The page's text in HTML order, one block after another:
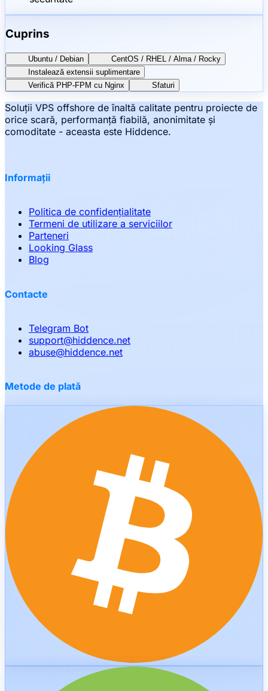
Cuprins
Ubuntu / Debian
CentOS / RHEL / Alma / Rocky
Instalează extensii suplimentare
Verifică PHP-FPM cu Nginx
Sfaturi
Soluții VPS offshore de înaltă calitate pentru proiecte de
orice scară, performanță fiabilă, anonimitate și
comoditate - aceasta este Hiddence.
Informații
Politica de confidențialitate
Termeni de utilizare a serviciilor
Parteneri
Looking Glass
Blog
Contacte
Telegram Bot
support@hiddence.net
abuse@hiddence.net
Metode de plată